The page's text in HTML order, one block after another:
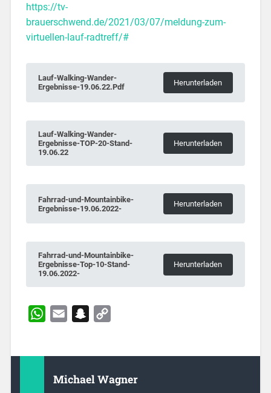
https://tv-
brauerschwend.de/2021/03/07/meldung-zum-
virtuellen-lauf-radtreff/#
Lauf-Walking-Wander-
Ergebnisse-19.06.22.Pdf
Herunterladen
Lauf-Walking-Wander-
Ergebnisse-TOP-20-Stand-
19.06.22
Herunterladen
Fahrrad-und-Mountainbike-
Ergebnisse-19.06.2022-
Herunterladen
Fahrrad-und-Mountainbike-
Ergebnisse-Top-10-Stand-
19.06.2022-
Herunterladen
WhatsApp
Email Snapchat
Michael Wagner